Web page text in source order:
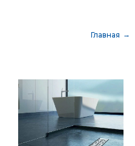
Главная →